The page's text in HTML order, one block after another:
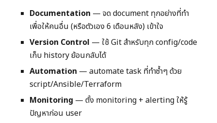
Documentation — จด document ทุกอย่างที่ทำ
เพื่อให้คนอื่น (หรือตัวเอง 6 เดือนหลัง) เข้าใจ
Version Control — ใช้ Git สำหรับทุก config/code
เก็บ history ย้อนกลับได้
Automation — automate task ที่ทำซ้ำๆ ด้วย
script/Ansible/Terraform
Monitoring — ตั้ง monitoring + alerting ให้รู้
ปัญหาก่อน user